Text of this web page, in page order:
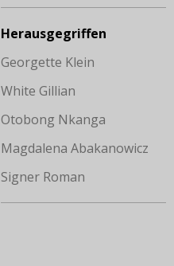
Herausgegriffen
Georgette Klein
White Gillian
Otobong Nkanga
Magdalena Abakanowicz
Signer Roman